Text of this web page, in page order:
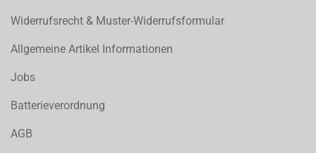
Widerrufsrecht & Muster-Widerrufsformular
Allgemeine Artikel Informationen
Jobs
Batterieverordnung
AGB